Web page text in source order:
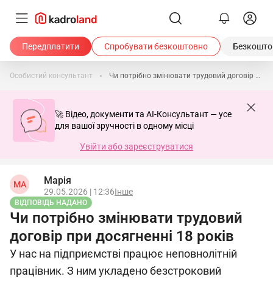
Передплатити Спробувати безкоштовно
Особистий консультант Чи потрібно змінювати трудовий договір при досягненні 18 років
🚀 Відео, документи та AI-Консультант — усе
для вашої зручності в одному місці
Увійти або зареєструватися
МА Марія
29.05.2026 | 12:36Інше
ВІДПОВІДЬ НАДАНО
Чи потрібно змінювати трудовий
договір при досягненні 18 років
У нас на підприємстві працює неповнолітній
працівник. З ним укладено безстроковий